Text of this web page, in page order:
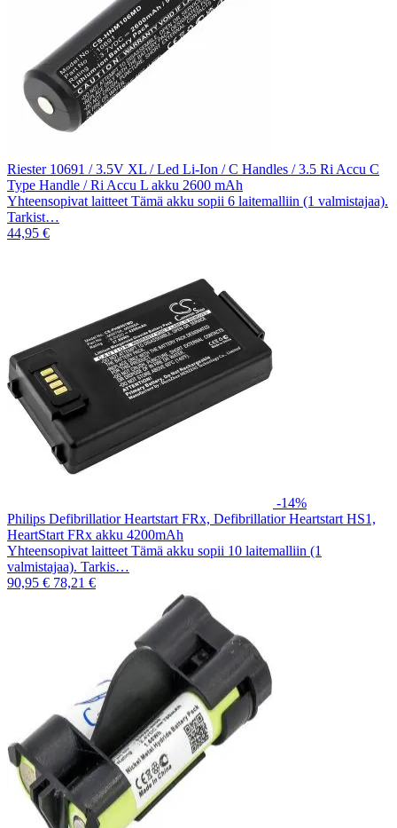
Riester 10691 / 3.5V XL / Led Li-Ion / C Handles / 3.5 Ri Accu C
Type Handle / Ri Accu L akku 2600 mAh
Yhteensopivat laitteet Tämä akku sopii 6 laitemalliin (1 valmistajaa).
Tarkist…
44,95 €
-14%
Philips Defibrillatior Heartstart FRx, Defibrillatior Heartstart HS1,
HeartStart FRx akku 4200mAh
Yhteensopivat laitteet Tämä akku sopii 10 laitemalliin (1
valmistajaa). Tarkis…
90,95 € 78,21 €